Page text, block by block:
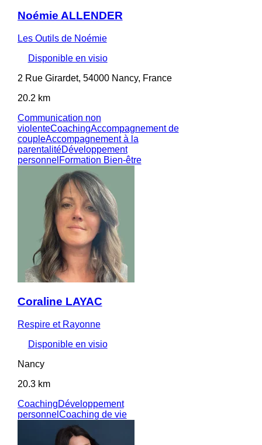
Noémie ALLENDER
Les Outils de Noémie
Disponible en visio
2 Rue Girardet, 54000 Nancy, France
20.2 km
Communication non
violenteCoachingAccompagnement de
coupleAccompagnement à la
parentalitéDéveloppement
personnel Formation Bien-être
Coraline LAYAC
Respire et Rayonne
Disponible en visio
Nancy
20.3 km
CoachingDéveloppement
personnel Coaching de vie